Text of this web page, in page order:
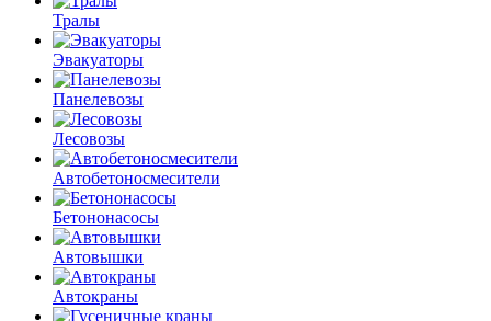
Тралы
Эвакуаторы
Панелевозы
Лесовозы
Автобетоно­смесители
Бетононасосы
Автовышки
Автокраны